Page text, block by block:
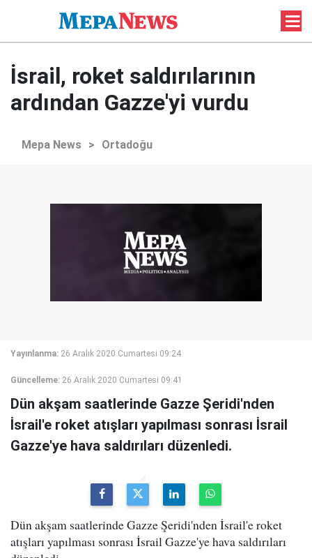
İsrail, roket saldırılarının
ardından Gazze'yi vurdu
Mepa News > Ortadoğu
Yayınlanma: 26 Aralık 2020 Cumartesi 09:24
Güncelleme: 26 Aralık 2020 Cumartesi 09:41
Dün akşam saatlerinde Gazze Şeridi'nden
İsrail'e roket atışları yapılması sonrası İsrail
Gazze'ye hava saldırıları düzenledi.
Dün akşam saatlerinde Gazze Şeridi'nden İsrail'e roket
atışları yapılması sonrası İsrail Gazze'ye hava saldırıları